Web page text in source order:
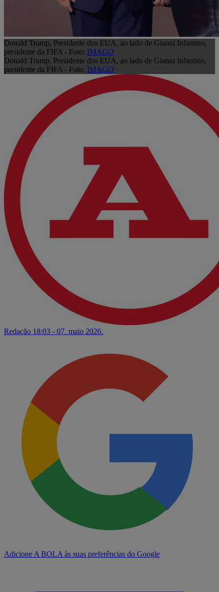
Donald Trump, Presidente dos EUA, ao lado de Gianni Infantino,
presidente da FIFA - Foto: IMAGO
Donald Trump, Presidente dos EUA, ao lado de Gianni Infantino,
presidente da FIFA - Foto: IMAGO
Redação 18:03 - 07. maio 2026.
Adicione A BOLA às suas preferências do Google